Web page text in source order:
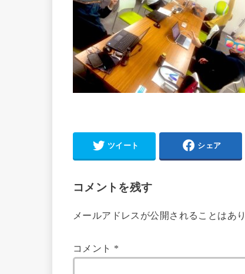
ツイート シェア
コメントを残す
メールアドレスが公開されることはあり
コメント *